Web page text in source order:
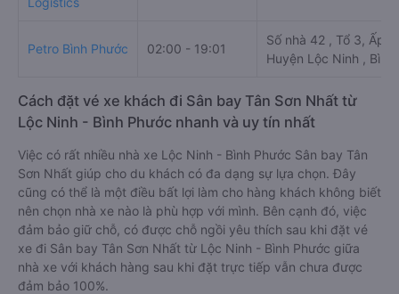
Petro Bình Phước 02:00 - 19:01
Số nhà 42 , Tổ 3, Ấp
Huyện Lộc Ninh , Bình
Cách đặt vé xe khách đi Sân bay Tân Sơn Nhất từ
Lộc Ninh - Bình Phước nhanh và uy tín nhất
Việc có rất nhiều nhà xe Lộc Ninh - Bình Phước Sân bay Tân
Sơn Nhất giúp cho du khách có đa dạng sự lựa chọn. Đây
cũng có thể là một điều bất lợi làm cho hàng khách không biết
nên chọn nhà xe nào là phù hợp với mình. Bên cạnh đó, việc
đảm bảo giữ chỗ, có được chỗ ngồi yêu thích sau khi đặt vé
xe đi Sân bay Tân Sơn Nhất từ Lộc Ninh - Bình Phước giữa
nhà xe với khách hàng sau khi đặt trực tiếp vẫn chưa được
đảm bảo 100%.